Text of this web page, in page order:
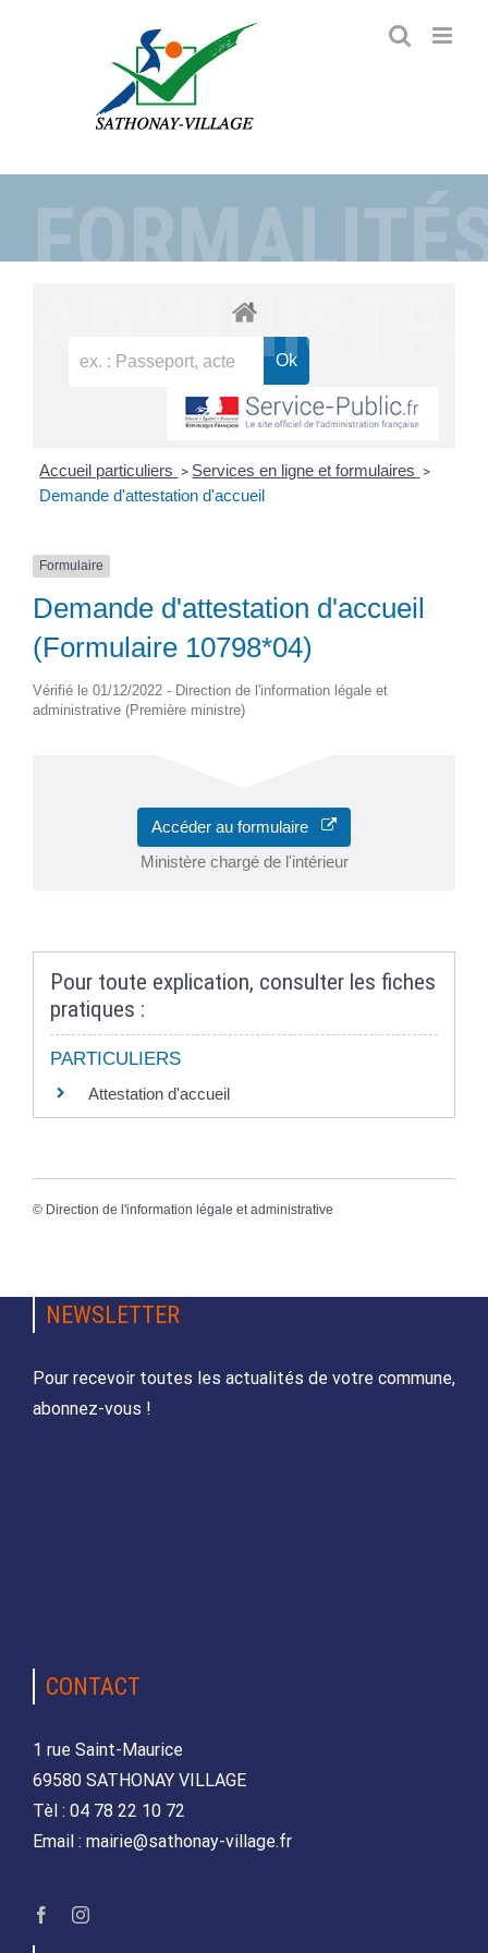
Accueil particuliers > Services en ligne et formulaires >
Demande d'attestation d'accueil
Formulaire
Demande d'attestation d'accueil
(Formulaire 10798*04)
Vérifié le 01/12/2022 - Direction de l'information légale et
administrative (Première ministre)
Accéder au formulaire
Ministère chargé de l'intérieur
Pour toute explication, consulter les fiches
pratiques :
PARTICULIERS
Attestation d'accueil
© Direction de l'information légale et administrative
NEWSLETTER
Pour recevoir toutes les actualités de votre commune,
abonnez-vous !
CONTACT
1 rue Saint-Maurice
69580 SATHONAY VILLAGE
Tèl : 04 78 22 10 72
Email : mairie@sathonay-village.fr